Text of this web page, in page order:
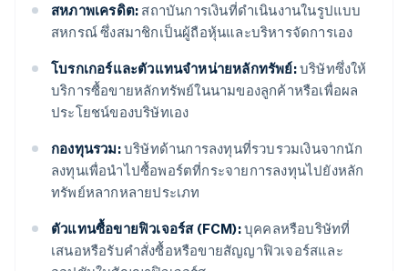
สหภาพเครดิต: สถาบันการเงินที่ดำเนินงานในรูปแบบ
สหกรณ์ ซึ่งสมาชิกเป็นผู้ถือหุ้นและบริหารจัดการเอง
โบรกเกอร์และตัวแทนจำหน่ายหลักทรัพย์:บริษัทซึ่งให้
บริการซื้อขายหลักทรัพย์ในนามของลูกค้าหรือเพื่อผล
ประโยชน์ของบริษัทเอง
กองทุนรวม:บริษัทด้านการลงทุนที่รวบรวมเงินจากนัก
ลงทุนเพื่อนำไปซื้อพอร์ตที่กระจายการลงทุนไปยังหลัก
ทรัพย์หลากหลายประเภท
ตัวแทนซื้อขายฟิวเจอร์ส (FCM):บุคคลหรือบริษัทที่
เสนอหรือรับคำสั่งซื้อหรือขายสัญญาฟิวเจอร์สและ